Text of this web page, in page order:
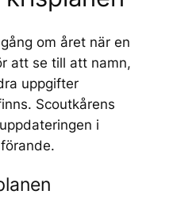
om året när en
att se till att namn,
uppgifter
Scoutkårens
i